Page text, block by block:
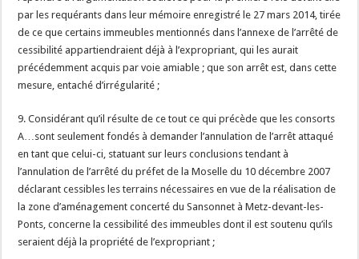
par les requérants dans leur mémoire enregistré le 27 mars 2014, tirée
de ce que certains immeubles mentionnés dans l’annexe de l’arrêté de
cessibilité appartiendraient déjà à l’expropriant, qui les aurait
précédemment acquis par voie amiable ; que son arrêt est, dans cette
mesure, entaché d’irrégularité ;
9. Considérant qu’il résulte de ce tout ce qui précède que les consorts
A…sont seulement fondés à demander l’annulation de l’arrêt attaqué
en tant que celui-ci, statuant sur leurs conclusions tendant à
l’annulation de l’arrêté du préfet de la Moselle du 10 décembre 2007
déclarant cessibles les terrains nécessaires en vue de la réalisation de
la zone d’aménagement concerté du Sansonnet à Metz-devant-les-
Ponts, concerne la cessibilité des immeubles dont il est soutenu qu’ils
seraient déjà la propriété de l’expropriant ;